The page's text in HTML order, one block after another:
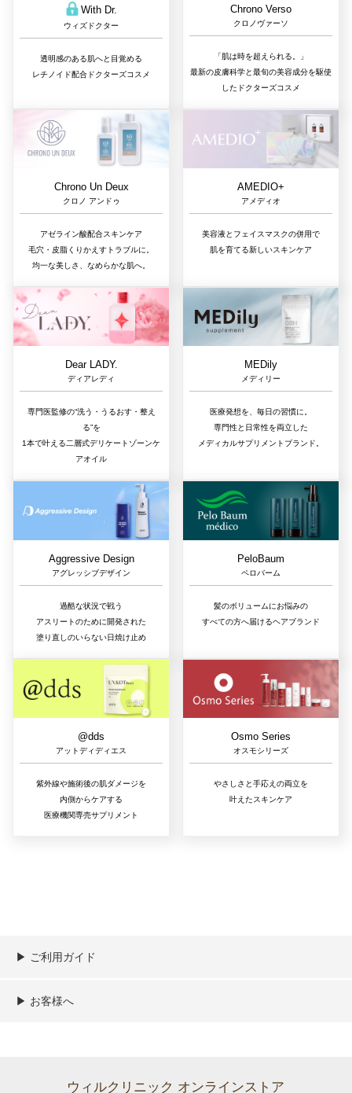
With Dr.
ウィズドクター
透明感のある肌へと目覚める
レチノイド配合ドクターズコスメ
Chrono Verso
クロノヴァーソ
「肌は時を超えられる。」
最新の皮膚科学と最旬の美容成分を駆使
したドクターズコスメ
Chrono Un Deux
クロノ アンドゥ
アゼライン酸配合スキンケア
毛穴・皮脂くりかえすトラブルに。
均一な美しさ、なめらかな肌へ。
AMEDIO+
アメディオ
美容液とフェイスマスクの併用で
肌を育てる新しいスキンケア
Dear LADY.
ディアレディ
専門医監修の“洗う・うるおす・整え
る”を
1本で叶える二層式デリケートゾーンケ
アオイル
MEDily
メディリー
医療発想を、毎日の習慣に。
専門性と日常性を両立した
メディカルサプリメントブランド。
Aggressive Design
アグレッシブデザイン
過酷な状況で戦う
アスリートのために開発された
塗り直しのいらない日焼け止め
PeloBaum
ペロバーム
髪のボリュームにお悩みの
すべての方へ届けるヘアブランド
@dds
アットディディエス
紫外線や施術後の肌ダメージを
内側からケアする
医療機関専売サプリメント
Osmo Series
オスモシリーズ
やさしさと手応えの両立を
叶えたスキンケア
▶︎ ご利用ガイド
ご利用ガイド
決済／配送／送料について
取り扱い商品一覧
顧客情報の取扱について
特定商取引法の表記
▶︎ お客様へ
ウィルクリニック オンラインストア